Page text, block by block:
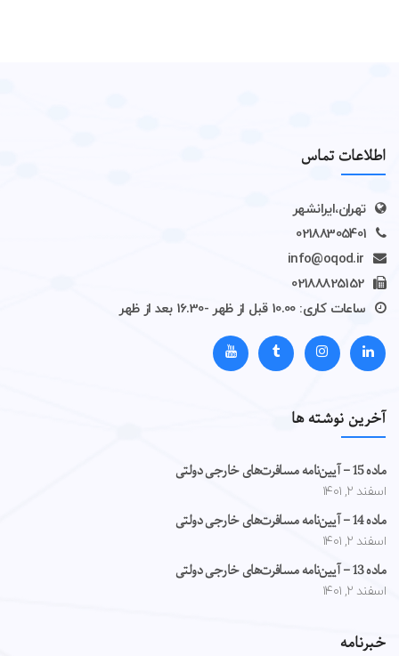
اطلاعات تماس
تهران،ایرانشهر
02188305401
info@oqod.ir
02188825152
ساعات کاری: 10.00 قبل از ظهر -16.30 بعد از ظهر
آخرین نوشته ها
ماده 15 – آیین‌نامه مسافرت‌های خارجی دولتی
اسفند ۲, ۱۴۰۱
ماده 14 – آیین‌نامه مسافرت‌های خارجی دولتی
اسفند ۲, ۱۴۰۱
ماده 13 – آیین‌نامه مسافرت‌های خارجی دولتی
اسفند ۲, ۱۴۰۱
خبرنامه